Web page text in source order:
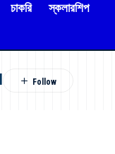
চাকরি
স্কলারশিপ